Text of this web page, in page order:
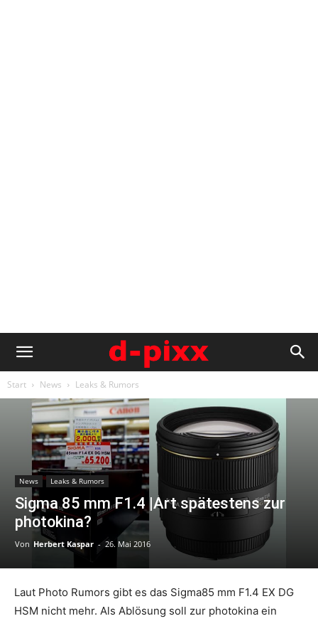
Start News Leaks & Rumors
News Leaks & Rumors
Sigma 85 mm F1.4 |Art spätestens zur
photokina?
Von Herbert Kaspar - 26. Mai 2016
Laut Photo Rumors gibt es das Sigma85 mm F1.4 EX DG
HSM nicht mehr. Als Ablösung soll zur photokina ein